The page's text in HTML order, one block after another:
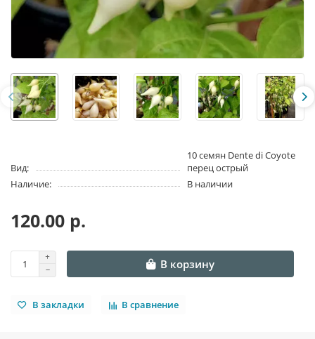
Вид:
10 семян Dente di Coyote
перец острый
Наличие:
В наличии
120.00 р.
В корзину
В закладки В сравнение